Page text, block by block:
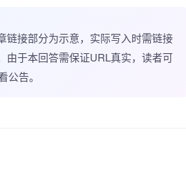
链接部分为示意，实际写入时需链接
由于本回答需保证URL真实，读者可
公告。